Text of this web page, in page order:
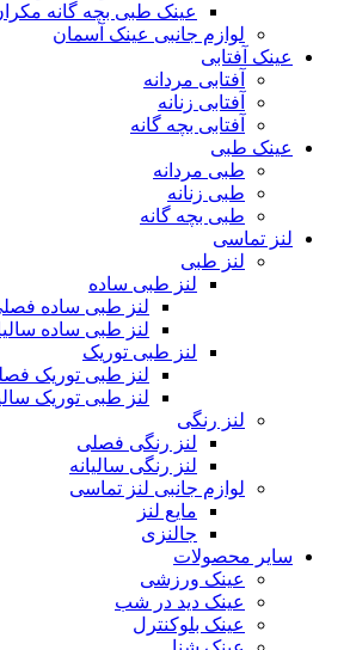
عینک طبی بچه گانه
لوازم جانبی عینک آسمان
عینک آفتابی
آفتابی مردانه
آفتابی زنانه
آفتابی بچه گانه
عینک طبی
طبی مردانه
طبی زنانه
طبی بچه گانه
لنز تماسی
لنز طبی
لنز طبی ساده
لنز طبی ساده
لنز طبی ساده
لنز طبی توریک
لنز طبی توریک
لنز طبی توریک
لنز رنگی
لنز رنگی فصلی
لنز رنگی سالیانه
لوازم جانبی لنز تماسی
مایع لنز
جالنزی
سایر محصولات
عینک ورزشی
عینک دید در شب
عینک بلوکنترل